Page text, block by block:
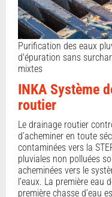
Purification des eaux
d'épuration sans
mixtes
INKA Système
routier
Le drainage routier
d’acheminer en toute
contaminées vers la
pluviales non polluées
acheminées vers le
l’eaux. La première eau
première chasse d’eau